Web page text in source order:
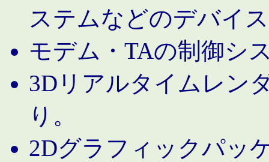
ステムなどのデバイ
モデム・TAの制御シ
3Dリアルタイムレン
り。
2Dグラフィックパッ